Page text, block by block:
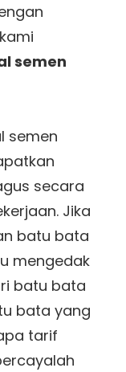
semen
semen
secara
Jika
batu bata
mengedak
batu bata
bata yang
tarif